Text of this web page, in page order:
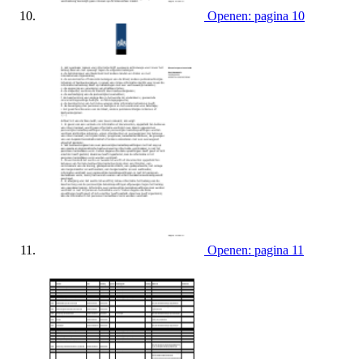
Openen: pagina 10
Openen: pagina 11